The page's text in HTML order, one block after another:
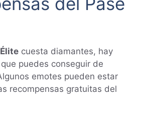
cuesta diamantes, hay
puedes conseguir de
emotes pueden estar
recompensas gratuitas del